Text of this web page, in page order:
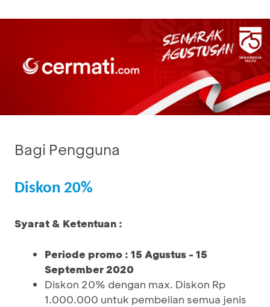
Bagi Pengguna
Diskon 20%
Syarat & Ketentuan :
Periode promo : 15 Agustus - 15
September 2020
Diskon 20% dengan max. Diskon Rp
1.000.000 untuk pembelian semua jenis